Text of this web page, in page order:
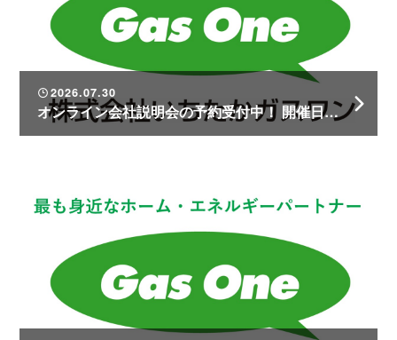
2026.07.30
オンライン会社説明会の予約受付中！ 開催日時は1人ひとりのご都合に合わせます♪